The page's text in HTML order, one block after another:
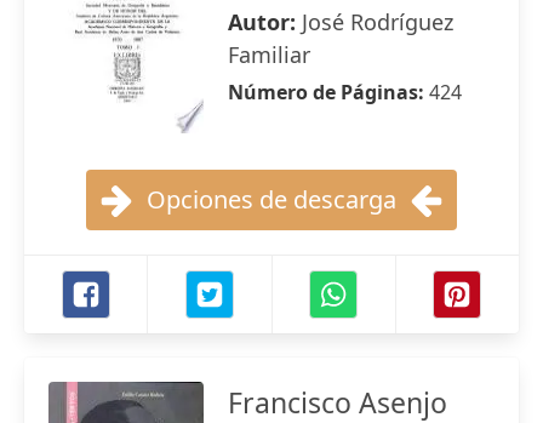
Autor: José Rodríguez
Familiar
Número de Páginas: 424
Opciones de descarga
Francisco Asenjo